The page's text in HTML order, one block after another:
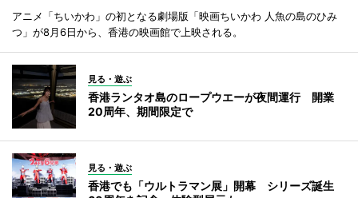
アニメ「ちいかわ」の初となる劇場版「映画ちいかわ 人魚の島のひみ
つ」が8月6日から、香港の映画館で上映される。
見る・遊ぶ
香港ランタオ島のロープウエーが夜間運行 開業
20周年、期間限定で
見る・遊ぶ
香港でも「ウルトラマン展」開幕 シリーズ誕生